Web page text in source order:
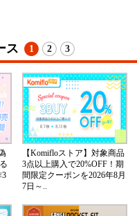
ス 1 2 3
3
【Komifloストア】対象商品
3点以上購入で20%OFF！期
間限定クーポンを2026年8月
7日～..